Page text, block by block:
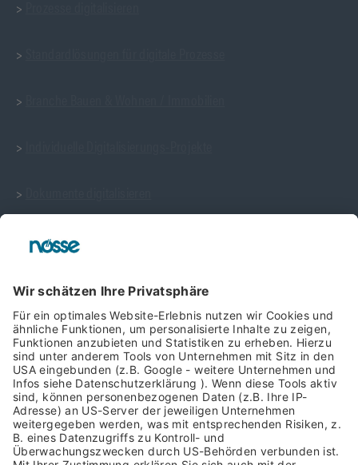
>
>
>
>
>
Ein Auszug unserer Prozess-Templates
>Template: Vertragsmanagement
>Template: Digitale Zeiterfassung
>Template: Reisekostenabrechnung
>Template: Digitale Personalakte